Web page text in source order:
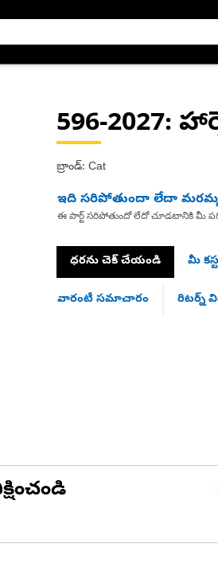
596-2027:
బ్రాండ్: Cat
ఇది సరిపోతుందా లేదా
ఈ పార్ట్ సరిపోతుందో లేదో చూడటానికి మీ
ధరను చెక్ చేయండి మీ
వారంటీ సమాచారం రిటర్న్